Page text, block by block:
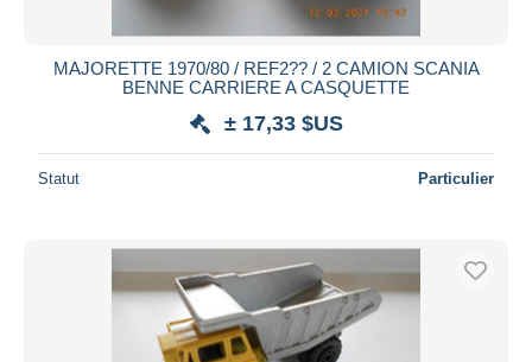
MAJORETTE 1970/80 / REF2?? / 2 CAMION SCANIA
BENNE CARRIERE A CASQUETTE
± 17,33 $US
Statut Particulier